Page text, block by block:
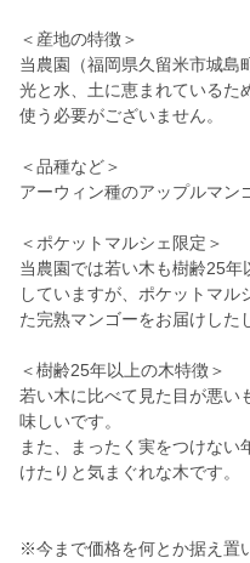
＜産地の特徴＞
当農園（福岡県久留米市城島
光と水、土に恵まれているた
使う必要がございません。
＜品種など＞
アーウィン種のアップルマン
＜ポケットマルシェ限定＞
当農園では若い木も樹齢25
していますが、ポケットマル
た完熟マンゴーをお届けした
＜樹齢25年以上の木特徴＞
若い木に比べて見た目が悪い
味しいです。
また、まったく実をつけない
けたりと気まぐれな木です。
※今まで価格を何とか据え置